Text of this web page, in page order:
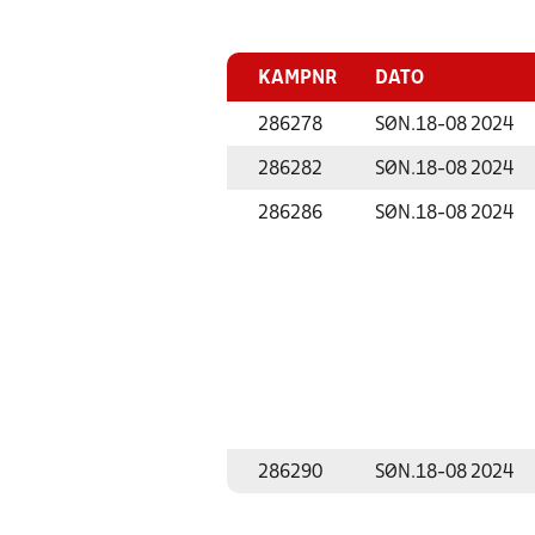
KAMPNR DATO
286278 SØN.18-08 2024
286282 SØN.18-08 2024
286286 SØN.18-08 2024
286290 SØN.18-08 2024